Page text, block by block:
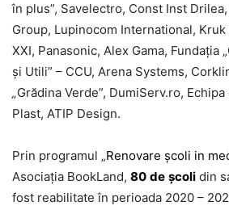
în plus”, Savelectro, Const Inst
Group, Lupinocom International,
XXI, Panasonic, Alex Gama, Fundația
și Utili” – CCU, Arena Systems,
„Grădina Verde”, DumiServ.ro,
Plast, ATIP Design.
Prin programul „Renovare școli in
Asociația BookLand, 80 de școli din
fost reabilitate în perioada 2020 –